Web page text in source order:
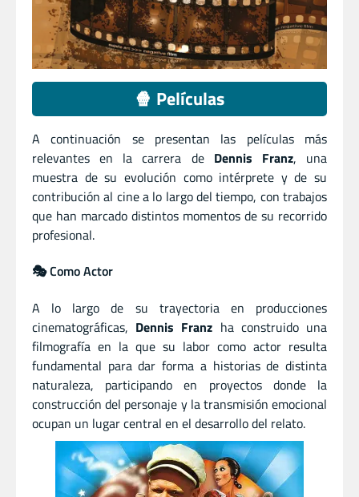
🍿 Películas
A continuación se presentan las películas más
relevantes en la carrera de Dennis Franz, una
muestra de su evolución como intérprete y de su
contribución al cine a lo largo del tiempo, con trabajos
que han marcado distintos momentos de su recorrido
profesional.
🎭 Como Actor
A lo largo de su trayectoria en producciones
cinematográficas, Dennis Franz ha construido una
filmografía en la que su labor como actor resulta
fundamental para dar forma a historias de distinta
naturaleza, participando en proyectos donde la
construcción del personaje y la transmisión emocional
ocupan un lugar central en el desarrollo del relato.